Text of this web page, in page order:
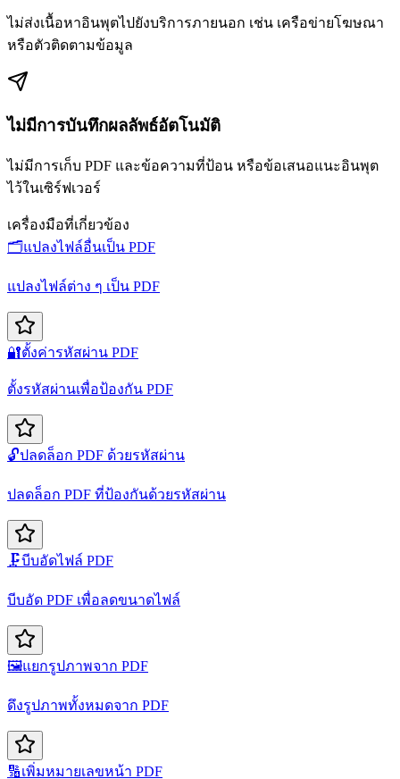
ไม่ส่งเนื้อหาอินพุตไปยังบริการภายนอก เช่น เครือข่ายโฆษณา
หรือตัวติดตามข้อมูล
ไม่มีการบันทึกผลลัพธ์อัตโนมัติ
ไม่มีการเก็บ PDF และข้อความที่ป้อน หรือข้อเสนอแนะอินพุต
ไว้ในเซิร์ฟเวอร์
เครื่องมือที่เกี่ยวข้อง
🗂️แปลงไฟล์อื่นเป็น PDF
แปลงไฟล์ต่าง ๆ เป็น PDF
🔐ตั้งค่ารหัสผ่าน PDF
ตั้งรหัสผ่านเพื่อป้องกัน PDF
🔓ปลดล็อก PDF ด้วยรหัสผ่าน
ปลดล็อก PDF ที่ป้องกันด้วยรหัสผ่าน
🗜️บีบอัดไฟล์ PDF
บีบอัด PDF เพื่อลดขนาดไฟล์
🖼️แยกรูปภาพจาก PDF
ดึงรูปภาพทั้งหมดจาก PDF
🔢เพิ่มหมายเลขหน้า PDF